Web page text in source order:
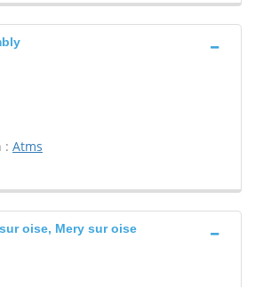
: Atms
oise, Mery sur oise